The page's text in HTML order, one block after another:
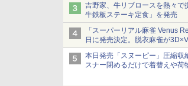
吉野家、牛リブロースを熱々で
牛鉄板ステーキ定食」を発売
「スーパーリアル麻雀 Venus
日に発売決定。脱衣麻雀が
発売から2週間は20%オフにな
本日発売「スヌーピー」圧縮収
スナー閉めるだけで着替えや荷